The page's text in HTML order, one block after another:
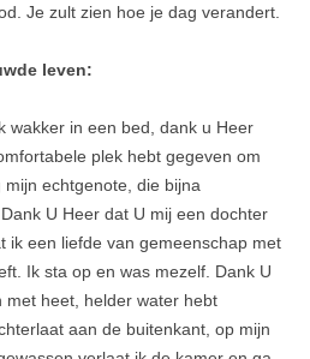
Je zult zien hoe je dag verandert.
leven:
wakker in een bed, dank u Heer
plek hebt gegeven om
echtgenote, die bijna
U Heer dat U mij een dochter
ik een liefde van gemeenschap met
Ik sta op en was mezelf. Dank U
met heet, helder water hebt
aan de buitenkant, op mijn